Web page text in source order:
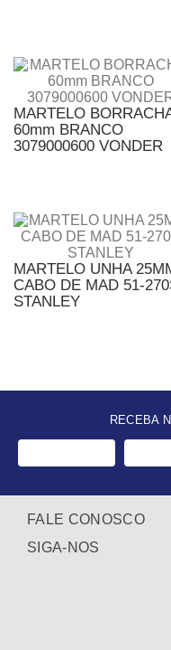
MARTELO
60mm BRANCO
3079000600 VONDER
MARTELO UNHA
CABO DE MAD 51-
STANLEY
RECEBA
FALE CONOSCO
SIGA-NOS